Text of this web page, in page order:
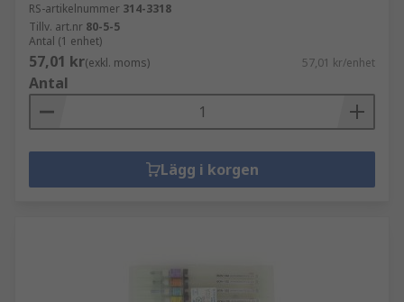
RS-artikelnummer 314-3318
Tillv. art.nr 80-5-5
Antal (1 enhet)
57,01 kr(exkl. moms) 57,01 kr/enhet
Antal
Lägg i korgen